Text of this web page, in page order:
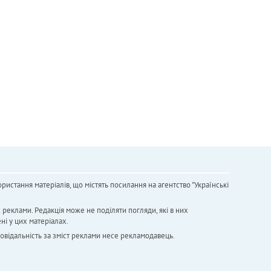
матеріалів, що містять посилання на агентство "Українськi
Редакція може не поділяти погляди, які в них
у цих матеріалах.
за зміст реклами несе рекламодавець.